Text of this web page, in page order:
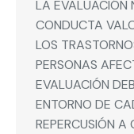
LA EVALUACIÓN
CONDUCTA
LOS
PERSONAS
EVALUACIÓN
ENTORNO DE
REPERCUSIÓN